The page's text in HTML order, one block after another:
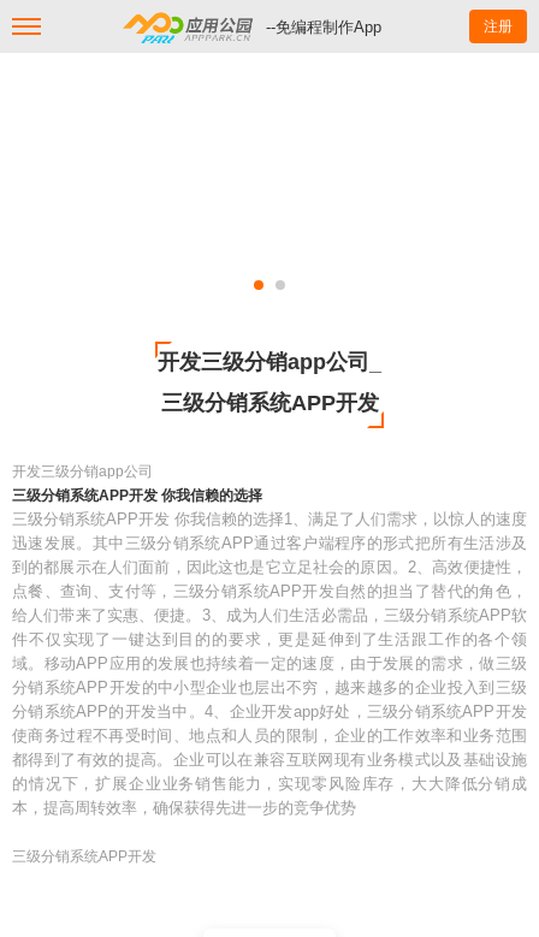
--免编程制作App 注册
开发三级分销app公司_
三级分销系统APP开发
开发三级分销app公司
三级分销系统APP开发 你我信赖的选择
三级分销系统APP开发 你我信赖的选择1、满足了人们需求，以惊人的速度
迅速发展。其中三级分销系统APP通过客户端程序的形式把所有生活涉及
到的都展示在人们面前，因此这也是它立足社会的原因。2、高效便捷性，
点餐、查询、支付等，三级分销系统APP开发自然的担当了替代的角色，
给人们带来了实惠、便捷。3、成为人们生活必需品，三级分销系统APP软
件不仅实现了一键达到目的的要求，更是延伸到了生活跟工作的各个领
域。移动APP应用的发展也持续着一定的速度，由于发展的需求，做三级
分销系统APP开发的中小型企业也层出不穷，越来越多的企业投入到三级
分销系统APP的开发当中。4、企业开发app好处，三级分销系统APP开发
使商务过程不再受时间、地点和人员的限制，企业的工作效率和业务范围
都得到了有效的提高。企业可以在兼容互联网现有业务模式以及基础设施
的情况下，扩展企业业务销售能力，实现零风险库存，大大降低分销成
本，提高周转效率，确保获得先进一步的竞争优势
三级分销系统APP开发